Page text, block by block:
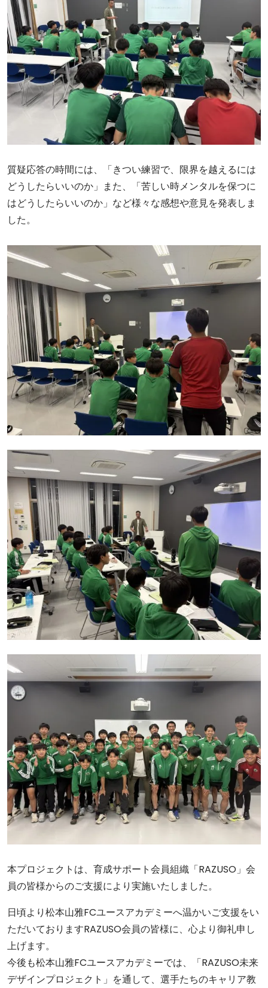
質疑応答の時間には、「きつい練習で、限界を越えるには
どうしたらいいのか」また、「苦しい時メンタルを保つに
はどうしたらいいのか」など様々な感想や意見を発表しま
した。
本プロジェクトは、育成サポート会員組織「RAZUSO」会
員の皆様からのご支援により実施いたしました。
日頃より松本山雅FCユースアカデミーへ温かいご支援をい
ただいておりますRAZUSO会員の皆様に、心より御礼申し
上げます。
今後も松本山雅FCユースアカデミーでは、「RAZUSO未来
デザインプロジェクト」を通して、選手たちのキャリア教